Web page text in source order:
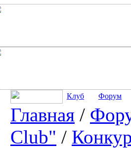
Клуб Форум
Главная /
Club" /